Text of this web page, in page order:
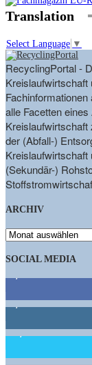
Translation
Select Language ▼
RecyclingPortal -
Kreislaufwirtschaft
alle Facetten
der (Abfall-)
Kreislaufwirtschaft
(Sekundär-)
ARCHIV
ARCHIV
SOCIAL MEDIA
1,662 Follower
15,658 Follower
460 Abonnenten